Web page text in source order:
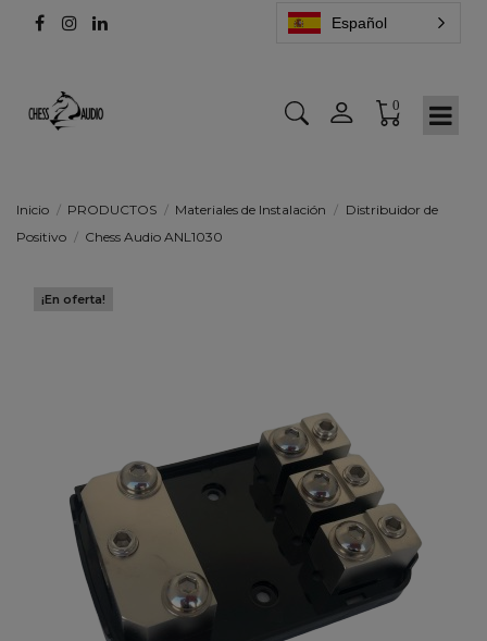
Español
0
Inicio PRODUCTOS Materiales de Instalación
Distribuidor de
Positivo
Chess Audio ANL1030
¡En oferta!